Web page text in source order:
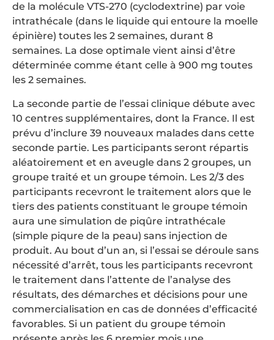
de la molécule VTS-270 (cyclodextrine) par voie
intrathécale (dans le liquide qui entoure la moelle
épinière) toutes les 2 semaines, durant 8
semaines. La dose optimale vient ainsi d’être
déterminée comme étant celle à 900 mg toutes
les 2 semaines.
La seconde partie de l’essai clinique débute avec
10 centres supplémentaires, dont la France. Il est
prévu d’inclure 39 nouveaux malades dans cette
seconde partie. Les participants seront répartis
aléatoirement et en aveugle dans 2 groupes, un
groupe traité et un groupe témoin. Les 2/3 des
participants recevront le traitement alors que le
tiers des patients constituant le groupe témoin
aura une simulation de piqûre intrathécale
(simple piqure de la peau) sans injection de
produit. Au bout d’un an, si l’essai se déroule sans
nécessité d’arrêt, tous les participants recevront
le traitement dans l’attente de l’analyse des
résultats, des démarches et décisions pour une
commercialisation en cas de données d’efficacité
favorables. Si un patient du groupe témoin